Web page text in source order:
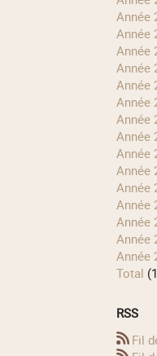
année
année
année
année
année
année
année
année
année
année
année
année
année
année
année
total
RSS
Fil